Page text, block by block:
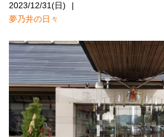
2023/12/31(日)
夢乃井の日々